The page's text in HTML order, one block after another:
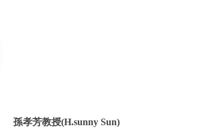
孫孝芳教授(H.sunny Sun)